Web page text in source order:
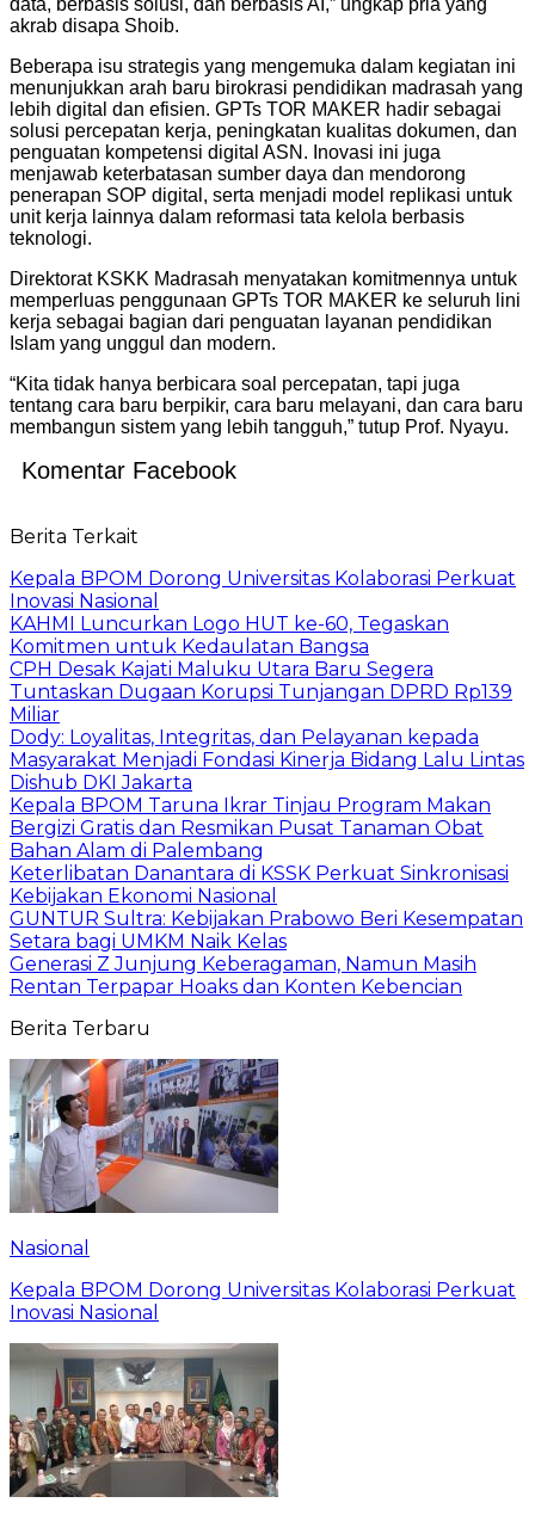
akrab disapa Shoib.
Beberapa isu strategis yang mengemuka dalam kegiatan ini
menunjukkan arah baru birokrasi pendidikan madrasah yang
lebih digital dan efisien. GPTs TOR MAKER hadir sebagai
solusi percepatan kerja, peningkatan kualitas dokumen, dan
penguatan kompetensi digital ASN. Inovasi ini juga
menjawab keterbatasan sumber daya dan mendorong
penerapan SOP digital, serta menjadi model replikasi untuk
unit kerja lainnya dalam reformasi tata kelola berbasis
teknologi.
Direktorat KSKK Madrasah menyatakan komitmennya untuk
memperluas penggunaan GPTs TOR MAKER ke seluruh lini
kerja sebagai bagian dari penguatan layanan pendidikan
Islam yang unggul dan modern.
“Kita tidak hanya berbicara soal percepatan, tapi juga
tentang cara baru berpikir, cara baru melayani, dan cara baru
membangun sistem yang lebih tangguh,” tutup Prof. Nyayu.
Komentar Facebook
Berita Terkait
Kepala BPOM Dorong Universitas Kolaborasi Perkuat
Inovasi Nasional
KAHMI Luncurkan Logo HUT ke-60, Tegaskan
Komitmen untuk Kedaulatan Bangsa
CPH Desak Kajati Maluku Utara Baru Segera
Tuntaskan Dugaan Korupsi Tunjangan DPRD Rp139
Miliar
Dody: Loyalitas, Integritas, dan Pelayanan kepada
Masyarakat Menjadi Fondasi Kinerja Bidang Lalu Lintas
Dishub DKI Jakarta
Kepala BPOM Taruna Ikrar Tinjau Program Makan
Bergizi Gratis dan Resmikan Pusat Tanaman Obat
Bahan Alam di Palembang
Keterlibatan Danantara di KSSK Perkuat Sinkronisasi
Kebijakan Ekonomi Nasional
GUNTUR Sultra: Kebijakan Prabowo Beri Kesempatan
Setara bagi UMKM Naik Kelas
Generasi Z Junjung Keberagaman, Namun Masih
Rentan Terpapar Hoaks dan Konten Kebencian
Berita Terbaru
Nasional
Kepala BPOM Dorong Universitas Kolaborasi Perkuat
Inovasi Nasional